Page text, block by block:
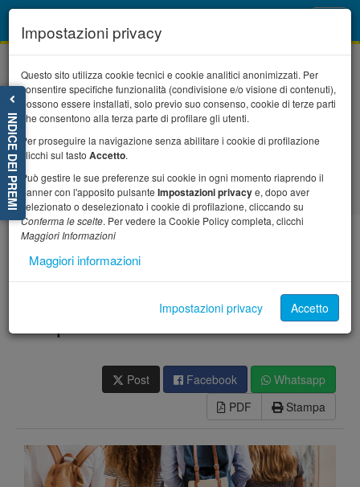
Home Il progetto
Alternanza Scuola-Lavoro: opportunità o perdita di
tempo?
Alternanza Scuola-Lavoro:
opportunit� o perdita di
Post Facebook
Whatsapp
PDF
Stampa
INDICE DEI PREMI
Impostazioni privacy
Questo sito utilizza cookie tecnici e cookie analitici anonimizzati. Per
consentire specifiche funzionalità (condivisione e/o visione di contenuti),
possono essere installati, solo previo suo consenso, cookie di terze parti
che consentono alla terza parte di profilare gli utenti.
Per proseguire la navigazione senza abilitare i cookie di profilazione
clicchi sul tasto Accetto.
Può gestire le sue preferenze sui cookie in ogni momento riaprendo il
banner con l'apposito pulsante Impostazioni privacye, dopo aver
selezionato o deselezionato i cookie di profilazione, cliccando su
Conferma le scelte. Per vedere la Cookie Policy completa, clicchi
Maggiori Informazioni
Maggiori informazioni
Impostazioni privacy Accetto